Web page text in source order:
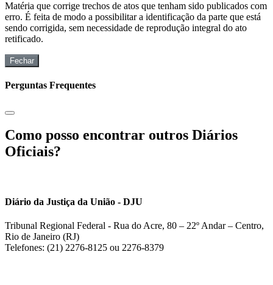
Matéria que corrige trechos de atos que tenham sido publicados com
erro. É feita de modo a possibilitar a identificação da parte que está
sendo corrigida, sem necessidade de reprodução integral do ato
retificado.
Fechar
Perguntas Frequentes
Como posso encontrar outros Diários
Oficiais?
Diário da Justiça da União - DJU
Tribunal Regional Federal - Rua do Acre, 80 – 22º Andar – Centro,
Rio de Janeiro (RJ)
Telefones: (21) 2276-8125 ou 2276-8379